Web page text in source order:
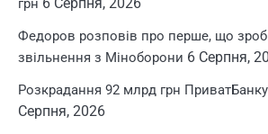
Федоров розповів про перше, що
звільнення з Міноборони 6 Серпня,
Розкрадання 92 млрд грн
Серпня, 2026